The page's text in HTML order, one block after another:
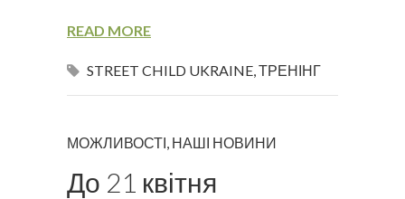
READ MORE
STREET CHILD UKRAINE ТРЕНІНГ
МОЖЛИВОСТІ НАШІ НОВИНИ
До 21 квітня